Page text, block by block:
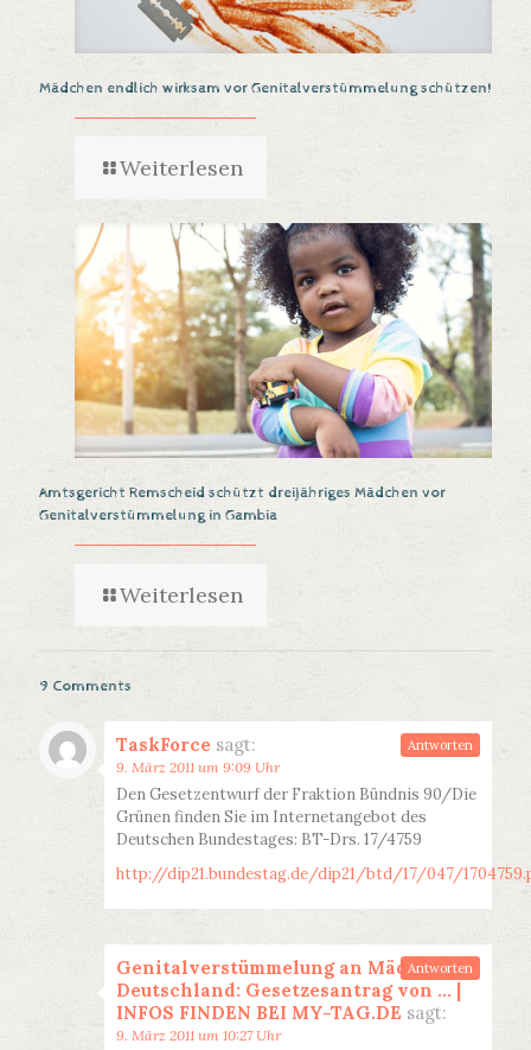
Mädchen endlich wirksam vor Genitalverstümmelung schützen!
Weiterlesen
Amtsgericht Remscheid schützt dreijähriges Mädchen vor
Genitalverstümmelung in Gambia
Weiterlesen
9 Comments
TaskForce sagt:
9. März 2011 um 9:09 Uhr
Den Gesetzentwurf der Fraktion Bündnis 90/Die
Grünen finden Sie im Internetangebot des
Deutschen Bundestages: BT-Drs. 17/4759
http://dip21.bundestag.de/dip21/btd/17/047/
Antworten
Genitalverstümmelung an Mädchen in
Deutschland: Gesetzesantrag von … |
INFOS FINDEN BEI MY-TAG.DE sagt:
9. März 2011 um 10:27 Uhr
Antworten